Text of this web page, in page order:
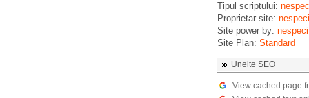
Tipul scriptului:
Proprietar site:
Site power by:
Site Plan: Standard
Unelte SEO
View cached page